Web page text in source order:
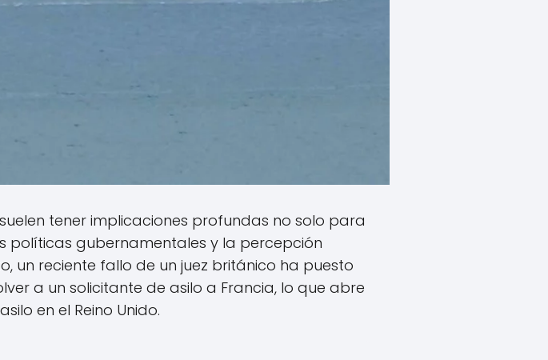
tener implicaciones profundas no solo para
políticas gubernamentales y la percepción
un reciente fallo de un juez británico ha puesto
a un solicitante de asilo a Francia, lo que abre
en el Reino Unido.